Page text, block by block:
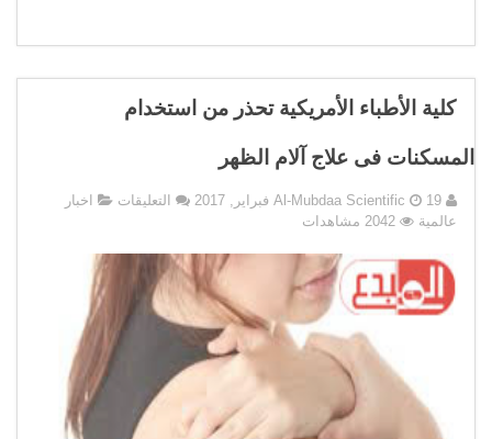
كلية الأطباء الأمريكية تحذر من استخدام
المسكنات فى علاج آلام الظهر
Al-Mubdaa Scientific 19 فبراير, 2017 التعليقات على
الأمريكية
تحذر
من
استخدام
المسكنات
فى
علاج
آلام
الظهر
اخبار
عالمية
2042 مشاهدات